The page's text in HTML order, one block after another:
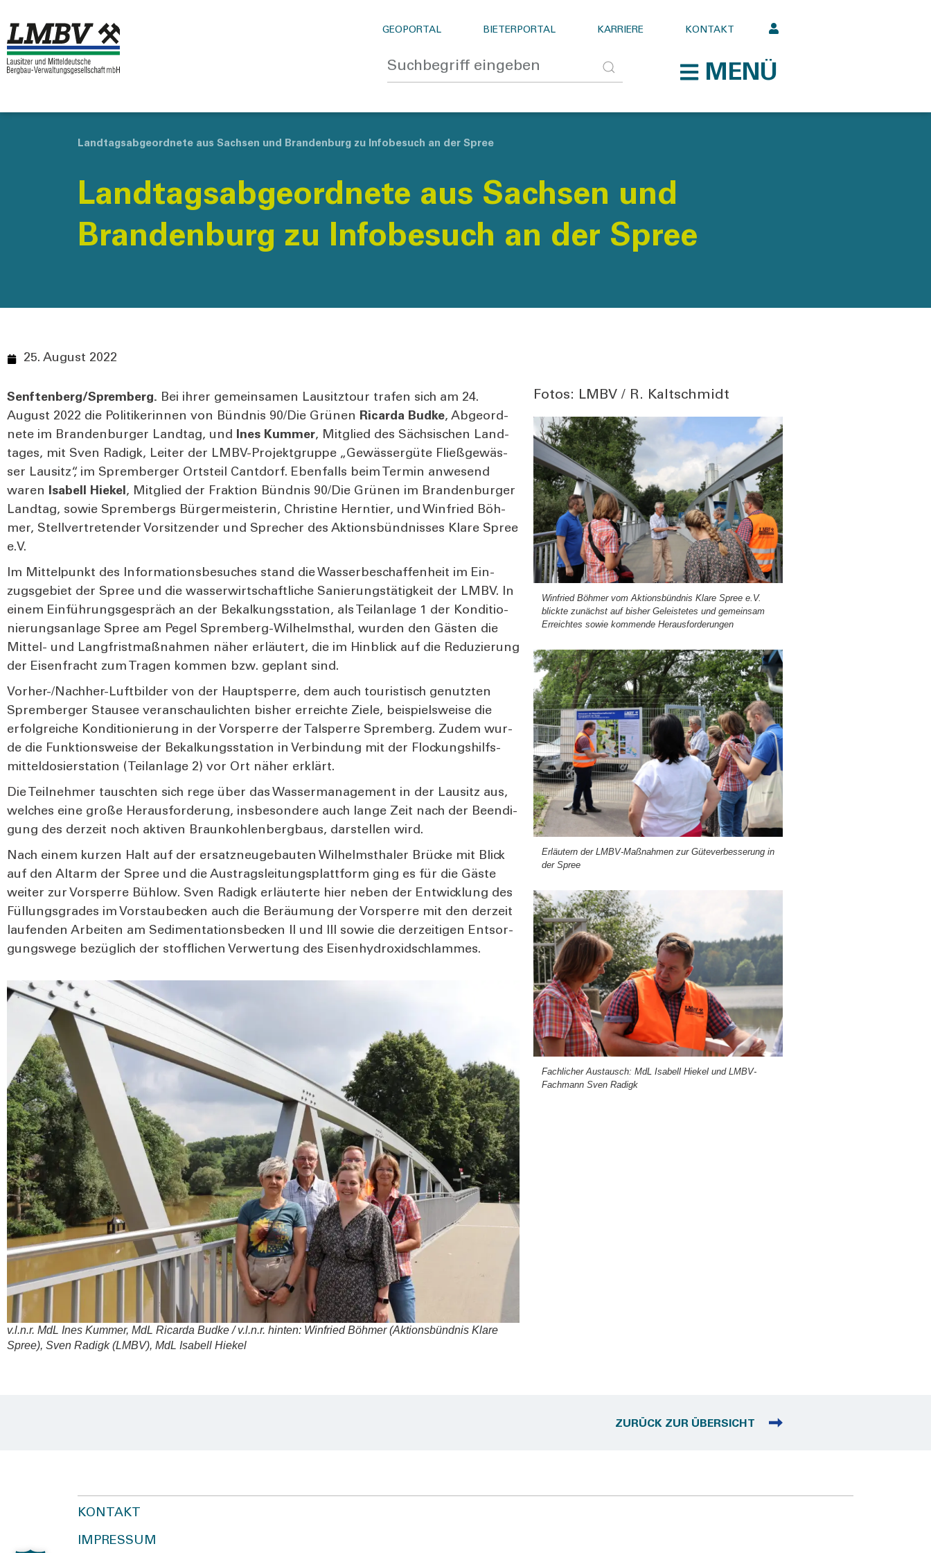
GEOPORTAL BIETERPORTAL KARRIERE KONTAKT
MENÜ
Landtagsabgeordnete aus Sachsen und Brandenburg zu Infobesuch an der Spree
Landtagsabgeordnete aus Sachsen und
Brandenburg zu Infobesuch an der Spree
25. August 2022
Senftenberg/Spremberg. Bei ihrer gemein­sa­men Lau­sitz­tour tra­fen sich am 24.
August 2022 die Poli­ti­ke­rin­nen von Bünd­nis 90/Die Grü­nen Ricar­da Bud­ke, Abge­ord­
ne­te im Bran­den­bur­ger Land­tag, und Ines Kum­mer, Mit­glied des Säch­si­schen Land­
ta­ges, mit Sven Radigk, Lei­ter der LMBV-Pro­jekt­grup­pe „Gewäs­ser­gü­te Fließ­ge­wäs­
ser Lau­sitz“, im Sprem­ber­ger Orts­teil Cant­dorf. Eben­falls beim Ter­min anwe­send
waren Isa­bell Hie­kel, Mit­glied der Frak­ti­on Bünd­nis 90/Die Grü­nen im Bran­den­bur­ger
Land­tag, sowie Sprem­bergs Bür­ger­meis­te­rin, Chris­ti­ne Hern­tier, und Win­fried Böh­
mer, Stell­ver­tre­ten­der Vor­sit­zen­der und Spre­cher des Akti­ons­bünd­nis­ses Kla­re Spree
e.V.
Im Mit­tel­punkt des Infor­ma­ti­ons­be­su­ches stand die Was­ser­be­schaf­fen­heit im Ein­
zugs­ge­biet der Spree und die was­ser­wirt­schaft­li­che Sanie­rungs­tä­tig­keit der LMBV. In
einem Ein­füh­rungs­ge­spräch an der Bekal­kungs­sta­ti­on, als Teil­an­la­ge 1 der Kon­di­tio­
nie­rungs­an­la­ge Spree am Pegel Sprem­berg-Wil­helms­thal, wur­den den Gäs­ten die
Mit­tel- und Lang­frist­maß­nah­men näher erläu­tert, die im Hin­blick auf die Redu­zie­rung
der Eisen­fracht zum Tra­gen kom­men bzw. geplant sind.
Vor­her-/Nach­her-Luft­bil­der von der Haupt­sper­re, dem auch tou­ris­tisch genutz­ten
Sprem­ber­ger Stau­see ver­an­schau­lich­ten bis­her erreich­te Zie­le, bei­spiels­wei­se die
erfolg­rei­che Kon­di­tio­nie­rung in der Vor­sper­re der Tal­sper­re Sprem­berg. Zudem wur­
de die Funk­ti­ons­wei­se der Bekal­kungs­sta­ti­on in Ver­bin­dung mit der Flo­ckungs­hilfs­
mit­tel­do­sier­sta­ti­on (Teil­an­la­ge 2) vor Ort näher erklärt.
Die Teil­neh­mer tausch­ten sich rege über das Was­ser­ma­nage­ment in der Lau­sitz aus,
wel­ches eine gro­ße Her­aus­for­de­rung, ins­be­son­de­re auch lan­ge Zeit nach der Been­di­
gung des der­zeit noch akti­ven Braun­koh­len­berg­baus, dar­stel­len wird.
Nach einem kur­zen Halt auf der ersatz­neu­ge­bau­ten Wil­helms­tha­ler Brü­cke mit Blick
auf den Alt­arm der Spree und die Aus­trags­lei­tungs­platt­form ging es für die Gäs­te
wei­ter zur Vor­sper­re Bühlow. Sven Radigk erläu­ter­te hier neben der Ent­wick­lung des
Fül­lungs­gra­des im Vor­stau­be­cken auch die Beräu­mung der Vor­sper­re mit den der­zeit
lau­fen­den Arbei­ten am Sedi­men­ta­ti­ons­be­cken II und III sowie die der­zei­ti­gen Ent­sor­
gungs­we­ge bezüg­lich der stoff­li­chen Ver­wer­tung des Eisen­hy­dr­o­xid­schlam­mes.
v.l.n.r. MdL Ines Kum­mer, MdL Ricar­da Bud­ke / v.l.n.r. hin­ten: Win­fried Böh­mer (Akti­ons­bünd­nis Kla­re
Spree), Sven Radigk (LMBV), MdL Isa­bell Hie­kel
Fotos: LMBV / R. Kaltschmidt
Win­fried Böh­mer vom Akti­ons­bünd­nis Kla­re Spree e.V.
blick­te zunächst auf bis­her Geleis­te­tes und gemein­sam
Erreich­tes sowie kom­men­de Her­aus­for­de­run­gen
Erläu­tern der LMBV-Maß­nah­men zur Güte­ver­bes­se­rung in
der Spree
Fach­li­cher Aus­tausch: MdL Isa­bell Hie­kel und LMBV-
Fach­mann Sven Radigk
ZURÜCK ZUR ÜBERSICHT
KONTAKT
IMPRESSUM